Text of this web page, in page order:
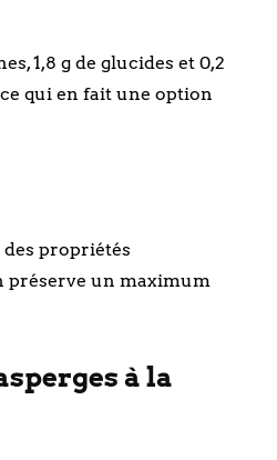
1,8 g de glucides et 0,2
qui en fait une option
des propriétés
préserve un maximum
à la